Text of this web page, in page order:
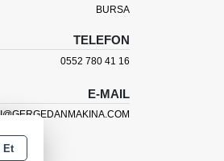
BURSA
TELEFON
0552 780 41 16
E-MAIL
Et